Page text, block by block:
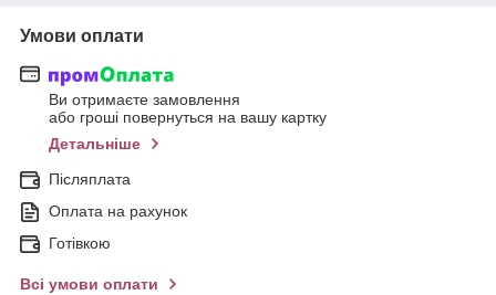
Умови оплати
Ви отримаєте замовлення
або гроші повернуться на вашу картку
Детальніше
Післяплата
Оплата на рахунок
Готівкою
Всі умови оплати